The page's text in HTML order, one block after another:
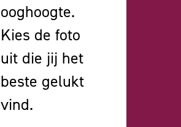
ooghoogte.
Kies de foto
uit die jij het
beste gelukt
vind.